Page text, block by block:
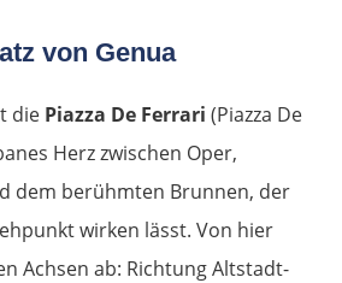
von Genua
die Piazza De Ferrari (Piazza De
Herz zwischen Oper,
dem berühmten Brunnen, der
wirken lässt. Von hier
Achsen ab: Richtung Altstadt-